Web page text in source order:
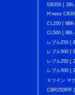
GB350 [
H'ness
CL250 [
CL500 [
レブル250 [
レブル500 [
レブル250 [
レブル500 [
Ｖツイン マ
CBR250RR